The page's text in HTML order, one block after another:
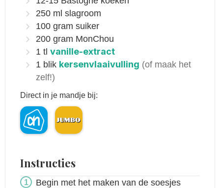
250 ml slagroom
100 gram suiker
200 gram MonChou
1 tl vanille-extract
1 blik kersenvlaaivulling (of maak het
zelf!)
Direct in je mandje bij:
Instructies
Begin met het maken van de soesjes